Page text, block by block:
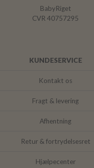
BabyRiget
CVR 40757295
KUNDESERVICE
Kontakt os
Fragt & levering
Afhentning
Retur & fortrydelsesret
Hjælpecenter